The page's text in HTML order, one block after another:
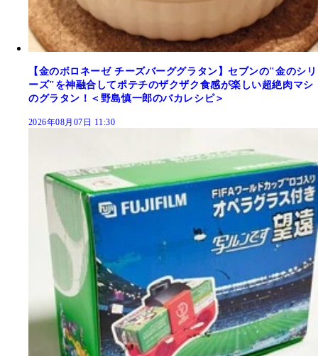
【金のボロネーゼ チーズバーググラタン】セブンの"金のシリ
ーズ"を神融合してポテチのザクザク食感が楽しい超絶肉マシ
のグラタン！＜野島慎一郎のバカレシピ＞
2026年08月07日 11:30